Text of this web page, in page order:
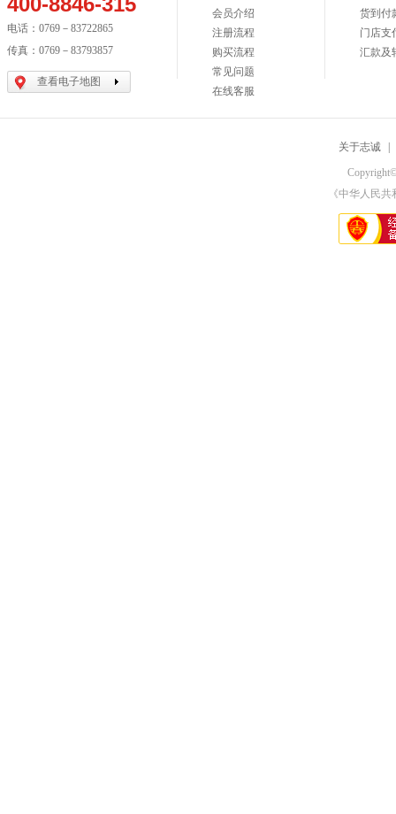
电话：0769－83722865
传真：0769－83793857
查看电子地图
会员介绍
注册流程
购买流程
常见问题
在线客服
货到付
门店支
汇款及
关于志诚
《中华人民